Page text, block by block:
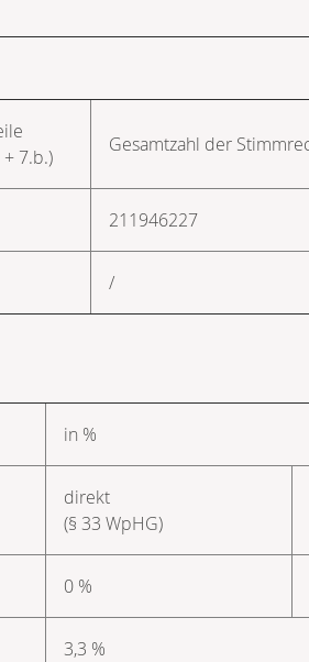
7.b.)
Gesamtzahl der
211946227
/
in %
direkt
(§ 33 WpHG)
0 %
3,3 %